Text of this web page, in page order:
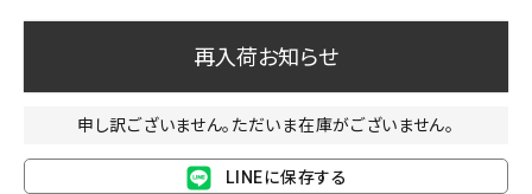
再入荷お知らせ
申し訳ございません。ただいま在庫がございません。
LINEに保存する